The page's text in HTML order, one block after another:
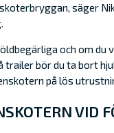
säger
och om du
trailer bör du ta bort
på lös
VID